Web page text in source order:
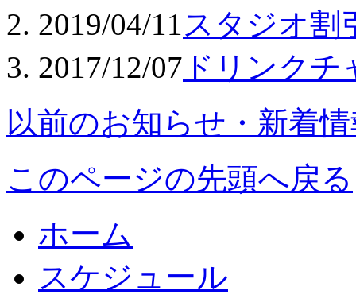
2019/04/11 スタジオ割
2017/12/07 ドリンク
以前のお知らせ・新着
このページの先頭へ戻る
ホーム
スケジュール